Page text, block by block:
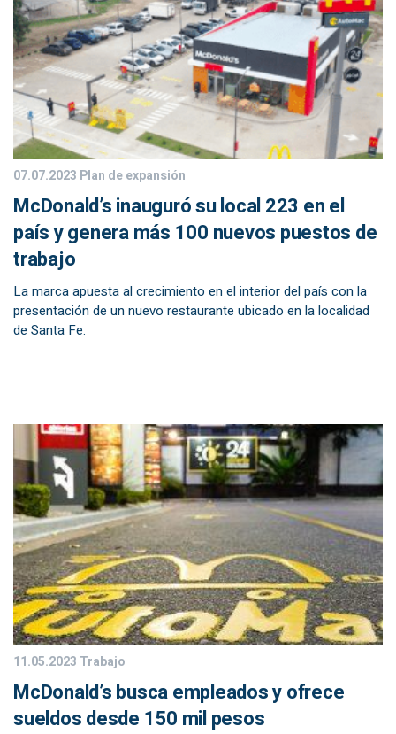
07.07.2023 Plan de expansión
McDonald’s inauguró su local 223 en el
país y genera más 100 nuevos puestos de
trabajo
La marca apuesta al crecimiento en el interior del país con la
presentación de un nuevo restaurante ubicado en la localidad
de Santa Fe.
11.05.2023 Trabajo
McDonald’s busca empleados y ofrece
sueldos desde 150 mil pesos